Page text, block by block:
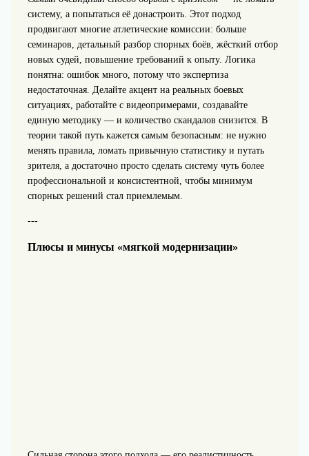
систему, а попытаться её донастроить. Этот подход
продвигают многие атлетические комиссии: больше
семинаров, детальный разбор спорных боёв, жёсткий отбор
новых судей, повышение требований к опыту. Логика
понятна: ошибок много, потому что экспертиза
недостаточная. Делайте акцент на реальных боевых
ситуациях, работайте с видеопримерами, создавайте
единую методику — и количество скандалов снизится. В
теории такой путь кажется самым безопасным: не нужно
менять правила, ломать привычную статистику и путать
зрителя, а достаточно просто сделать систему чуть более
профессиональной и консистентной, чтобы минимум
спорных решений стал приемлемым.
---
Плюсы и минусы «мягкой модернизации»